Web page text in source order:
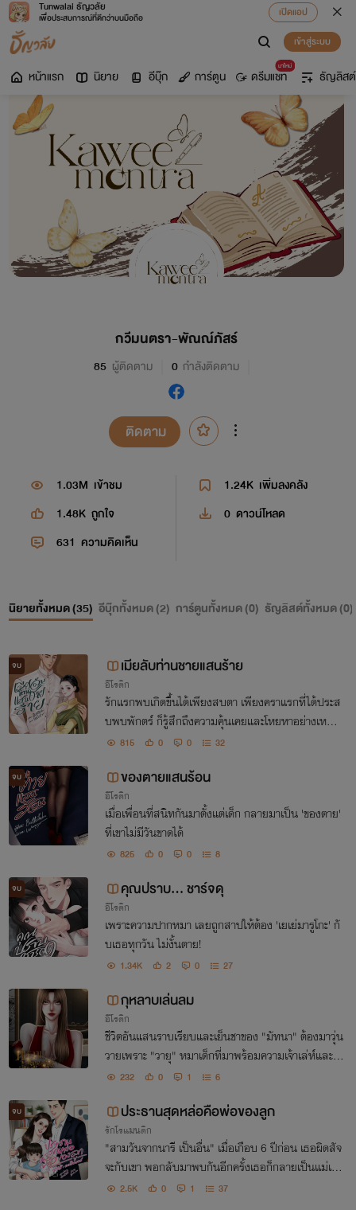
Tunwalai ธัญวลัย
เพื่อประสบการณ์ที่ดีกว่าบนมือถือ
เปิดแอป
เข้าสู่ระบบ
หน้าแรก นิยาย อีบุ๊ก การ์ตูน
มาใหม่
ดรีมแชท ธัญลิสต์
กวีมนตรา-พัณณ์ภัสร์
85 ผู้ติดตาม 0 กำลังติดตาม
ติดตาม
1.03M เข้าชม 1.24K เพิ่มลงคลัง
1.48K ถูกใจ 0 ดาวน์โหลด
631 ความคิดเห็น
นิยายทั้งหมด (35) อีบุ๊กทั้งหมด (2) การ์ตูนทั้งหมด (0) ธัญลิสต์ทั้งหมด (0)
จบ เมียลับท่านชายแสนร้าย
อีโรติก
รักแรกพบเกิดขึ้นได้เพียงสบตา เพียงคราแรกที่ได้ประส
บพบพักตร์ ก็รู้สึกถึงความคุ้นเคยและโหยหาอย่างเหลือ
แสน815 0 0 32
จบ ของตายแสนร้อน
อีโรติก
เมื่อเพื่อนที่สนิทกันมาตั้งแต่เด็ก กลายมาเป็น 'ของตาย'
ที่เขาไม่มีวันขาดได้
825 0 0 8
จบ คุณปราบ... ชาร์จดุ
อีโรติก
เพราะความปากหมา เลยถูกสาปให้ต้อง 'เยเย่มารูโกะ' กั
บเธอทุกวัน ไม่งั้นตาย!
1.34K 2 0 27
กุหลาบเล่นลม
อีโรติก
ชีวิตอันแสนราบเรียบและเย็นชาของ "มัทนา" ต้องมาวุ่น
วายเพราะ "วายุ" หมาเด็กที่มาพร้อมความเจ้าเล่ห์และลี
ลารักอันแสนเร่าร้อน
232 0 1 6
จบ ประธานสุดหล่อคือพ่อของลูก
รักโรแมนติก
"สามวันจากนารี เป็นอื่น" เมื่อเกือบ 6 ปีก่อน เธอผิดสัจ
จะกับเขา พอกลับมาพบกันอีกครั้งเธอก็กลายเป็นแม่เลี้
ยงเดี่ยวไปเสียแล้ว
2.5K 0 1 37